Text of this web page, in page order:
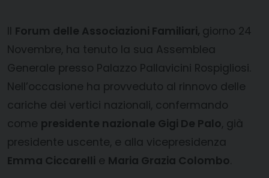
Il Forum delle Associazioni Familiari, giorno 24
Novembre, ha tenuto la sua Assemblea
Generale presso Palazzo Pallavicini Rospigliosi.
Nell’occasione ha provveduto al rinnovo delle
cariche dei vertici nazionali, confermando
come presidente nazionale Gigi De Palo, già
presidente uscente, e alla vicepresidenza
Emma Ciccarelli e Maria Grazia Colombo